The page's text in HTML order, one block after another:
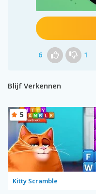
6 1
Blijf Verkennen
Kitty Scramble
5